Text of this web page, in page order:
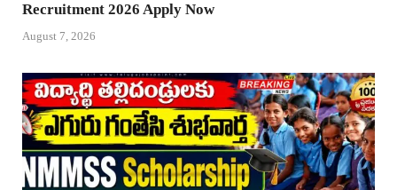
Recruitment 2026 Apply Now
August 7, 2026